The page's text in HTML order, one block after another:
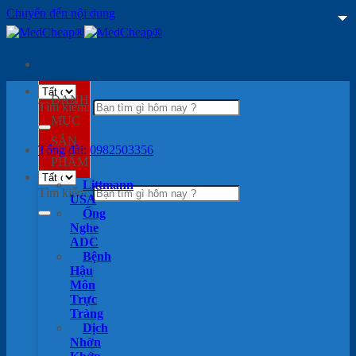
Chuyển đến nội dung
Tìm kiếm:
Tổng đài: 0982503356
Tìm kiếm:
DANH
MỤC
SẢN
PHẨM
Littmann
USA
Ống
Nghe
ADC
Bệnh
Hậu
Môn
Trực
Tràng
Dịch
Nhờn